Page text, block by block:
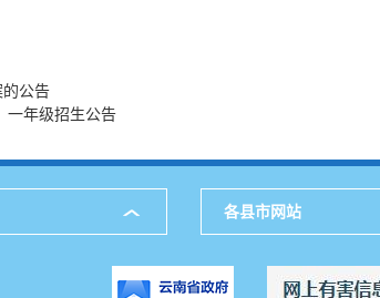
公告
一年级招生公告
各县市网站